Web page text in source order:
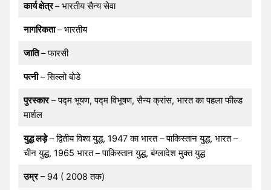
कार्य क्षेत्र– भारतीय सैन्य सेवा
नागरिकता– भारतीय
जाति– फारसी
पत्नी– सिल्लो बोडे
पुरस्कार– पद्म भूषण, पद्म विभूषण, सैन्य क्रांस, भारत का पहला फील्ड
मार्शल
युद्ध लड़े– द्वितीय विश्व युद्ध, 1947 का भारत – पाकिस्तान युद्ध, भारत –
चीन युद्ध, 1965 भारत – पाकिस्तान युद्ध, बंग्लादेश मुक्त युद्ध
उम्र– 94 ( 2008 तक)